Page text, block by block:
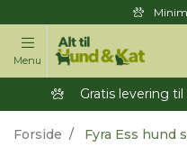
Menu
Gratis levering
Forside Fyra Ess hund